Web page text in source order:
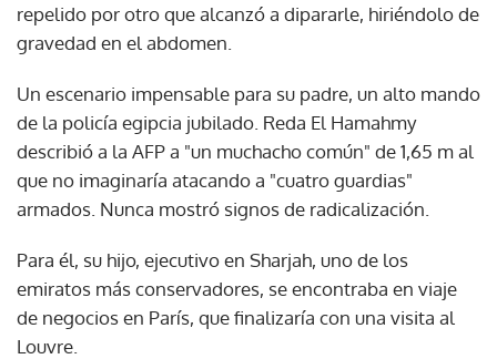
repelido por otro que alcanzó a dipararle, hiriéndolo de
gravedad en el abdomen.
Un escenario impensable para su padre, un alto mando
de la policía egipcia jubilado. Reda El Hamahmy
describió a la AFP a "un muchacho común" de 1,65 m al
que no imaginaría atacando a "cuatro guardias"
armados. Nunca mostró signos de radicalización.
Para él, su hijo, ejecutivo en Sharjah, uno de los
emiratos más conservadores, se encontraba en viaje
de negocios en París, que finalizaría con una visita al
Louvre.